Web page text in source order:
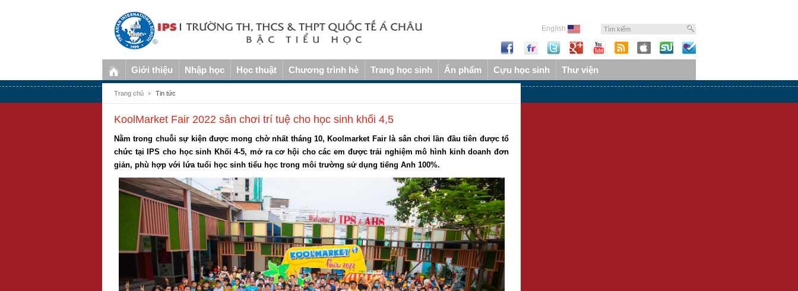
English
Giới thiệu Nhập học Học thuật Chương trình hè Trang học sinh Ấn phẩm Cựu học sinh Thư viện
Trang chủ Tin tức
KoolMarket Fair 2022 sân chơi trí tuệ cho học sinh khối 4,5
Nằm trong chuỗi sự kiện được mong chờ nhất tháng 10, Koolmarket Fair là sân chơi lần đầu tiên được tổ
chức tại IPS cho học sinh Khối 4-5, mở ra cơ hội cho các em được trải nghiệm mô hình kinh doanh đơn
giản, phù hợp với lứa tuổi học sinh tiểu học trong môi trường sử dụng tiếng Anh 100%.